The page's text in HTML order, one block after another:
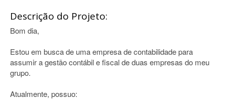
Descrição do Projeto:
Bom dia,
Estou em busca de uma empresa de contabilidade para
assumir a gestão contábil e fiscal de duas empresas do meu
grupo.
Atualmente, possuo: